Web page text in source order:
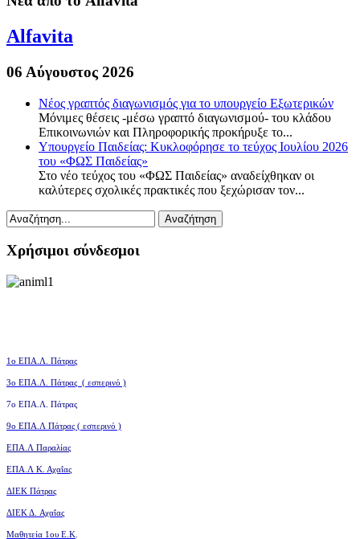
Alfavita
06 Αύγουστος 2026
Νέος γραπτός διαγωνισμός για το υπουργείο Εξωτερικών
Μόνιμες θέσεις -μέσω γραπτό διαγωνισμού- του κλάδου
Επικοινωνιών και Πληροφορικής προκήρυξε το...
Υπουργείο Παιδείας: Κυκλοφόρησε το τεύχος Ιουλίου 2026
του «ΦΩΣ Παιδείας»
Στο νέο τεύχος του «ΦΩΣ Παιδείας» αναδείχθηκαν οι
καλύτερες σχολικές πρακτικές που ξεχώρισαν τον...
Χρήσιμοι σύνδεσμοι
1ο ΕΠΑ.Λ. Πάτρας
3ο ΕΠΑ.Λ. Πάτρας ( εσπερινό )
7ο ΕΠΑ.Λ. Πάτρας
9ο ΕΠΑ.Λ Πάτρας ( εσπερινό )
ΕΠΑ.Λ Παραλίας
ΕΠΑ.Λ Κ. Αχαΐας
ΔΙΕΚ Πάτρας
ΔΙΕΚ Δ. Αχαΐας
Μαθητεία 1ου Ε.Κ